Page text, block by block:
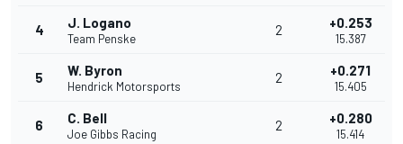
4 J. Logano
Team Penske
2 +0.253
15.387
5 W. Byron
Hendrick Motorsports
2 +0.271
15.405
6 C. Bell
Joe Gibbs Racing
2 +0.280
15.414